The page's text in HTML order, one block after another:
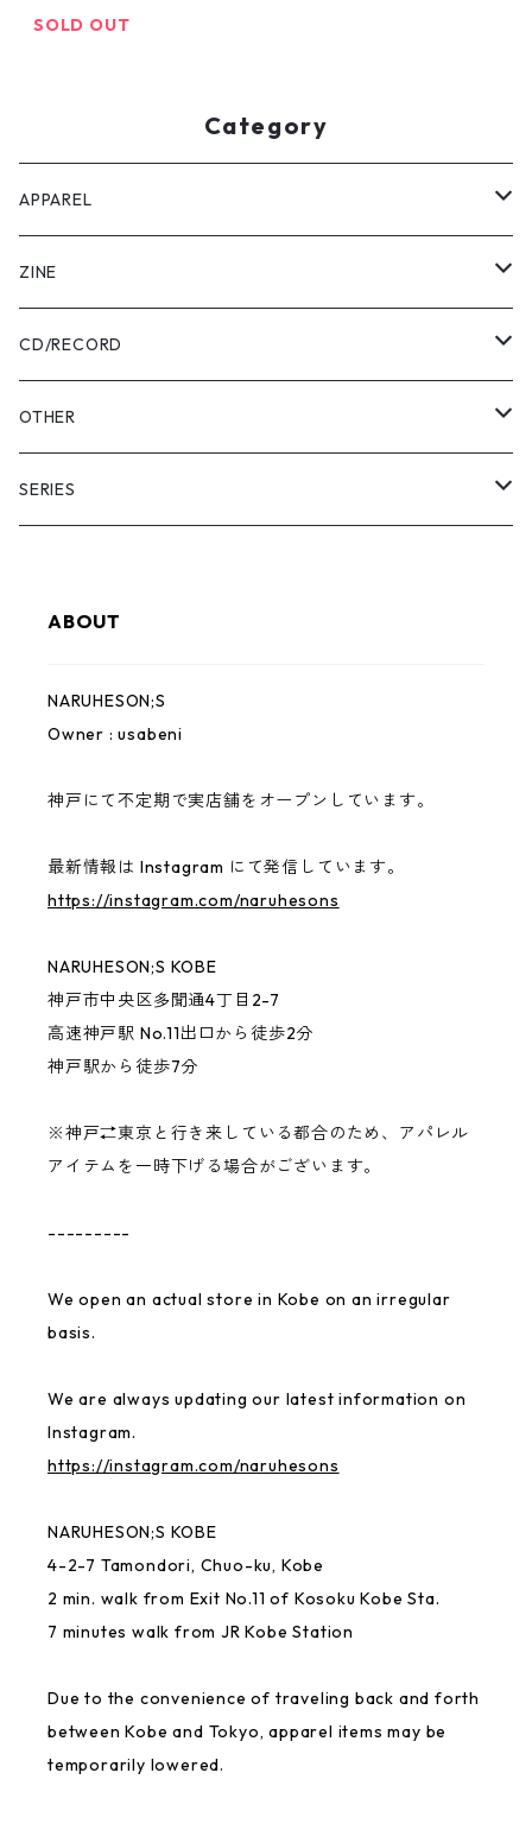
SOLD OUT
Category
APPAREL
Tee
Pants
Sweatshirt
Shirts
Cap
Hoodie
ZINE
USABENI ZINE
USABENI TRAVEL
コラボ
CD/RECORD
Beni Usakura
FRUN FRIN FRIENDS
OTHER
Key Holder
Pouch
Sticker
SERIES
Bridge Logo
小磯竜也 × NARUHESON;S
other
benihouse
Ken Kagami
MAYU BENINGO
Thai
ABOUT
NARUHESON;S
Owner : usabeni
神戸にて不定期で実店舗をオープンしています。
最新情報は Instagram にて発信しています。
https://instagram.com/naruhesons
NARUHESON;S KOBE
神戸市中央区多聞通4丁目2-7
高速神戸駅 No.11出口から徒歩2分
神戸駅から徒歩7分
※神戸⇄東京と行き来している都合のため、アパレル
アイテムを一時下げる場合がございます。
---------
We open an actual store in Kobe on an irregular
basis.
We are always updating our latest information on
Instagram.
https://instagram.com/naruhesons
NARUHESON;S KOBE
4-2-7 Tamondori, Chuo-ku, Kobe
2 min. walk from Exit No.11 of Kosoku Kobe Sta.
7 minutes walk from JR Kobe Station
Due to the convenience of traveling back and forth
between Kobe and Tokyo, apparel items may be
temporarily lowered.